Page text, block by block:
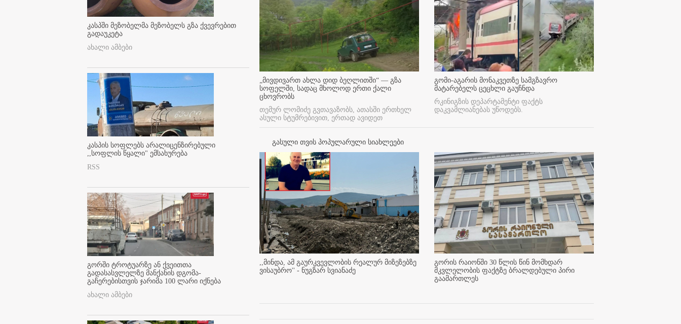
კასპში მეზობელმა მეზობელს გზა ქვევრებით
გადაუკეტა
ახალი ამბები
კასპის სოფლებს არალიცენზირებული
,,სოფლის წყალი" ემსახურება
RSS
გორში ტროტუარზე ან ქვეითთა
გადასასვლელზე მანქანის დგომა-
გაჩერებისთვის ჯარიმა 100 ლარი იქნება
ახალი ამბები
„მივდივართ ახლა დიდ ბეღლითში“ — გზა
სოფელში, სადაც მხოლოდ ერთი ქალი
ცხოვრობს
თემურ ლომიძე გვთავაზობს, ათასში ერთხელ
ასული სტუმრებივით, ერთად ავიდეთ
გომი-აგარის მონაკვეთზე სამგზავრო
მატარებელს ცეცხლი გაუჩნდა
რკინიგზის დეპარტამენტი ფაქტს
დაკვამლიანებას უწოდებს.
გასული თვის პოპულარული სიახლეები
,,მინდა, ამ გაურკვევლობის რეალურ მიზეზებზე
ვისაუბრო'' - ნუგზარ სვიანაძე
გორის რაიონში 30 წლის წინ მომხდარ
მკვლელობის ფაქტზე ბრალდებული პირი
გაამართლეს